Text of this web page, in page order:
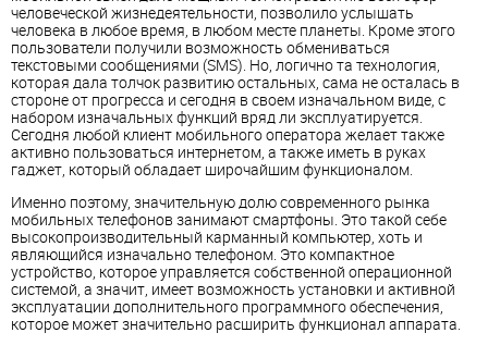
человеческой жизнедеятельности, позволило услышать
человека в любое время, в любом месте планеты. Кроме этого
пользователи получили возможность обмениваться
текстовыми сообщениями (SMS). Но, логично та технология,
которая дала толчок развитию остальных, сама не осталась в
стороне от прогресса и сегодня в своем изначальном виде, с
набором изначальных функций вряд ли эксплуатируется.
Сегодня любой клиент мобильного оператора желает также
активно пользоваться интернетом, а также иметь в руках
гаджет, который обладает широчайшим функционалом.
Именно поэтому, значительную долю современного рынка
мобильных телефонов занимают смартфоны. Это такой себе
высокопроизводительный карманный компьютер, хоть и
являющийся изначально телефоном. Это компактное
устройство, которое управляется собственной операционной
системой, а значит, имеет возможность установки и активной
эксплуатации дополнительного программного обеспечения,
которое может значительно расширить функционал аппарата.